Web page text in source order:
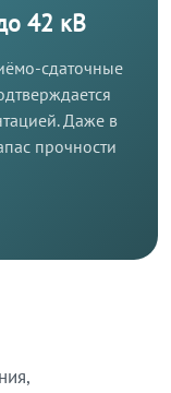
42 кВ
сдаточные
Даже в
прочности